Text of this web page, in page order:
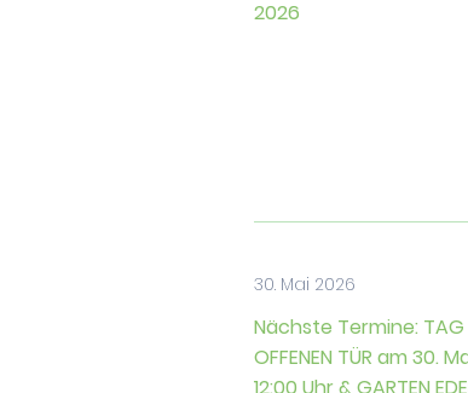
2026
30. Mai 2026
Nächste Termine: TAG
OFFENEN TÜR am 30.